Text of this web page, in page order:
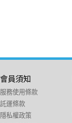
會員須知
服務使用條款
託運條款
隱私權政策